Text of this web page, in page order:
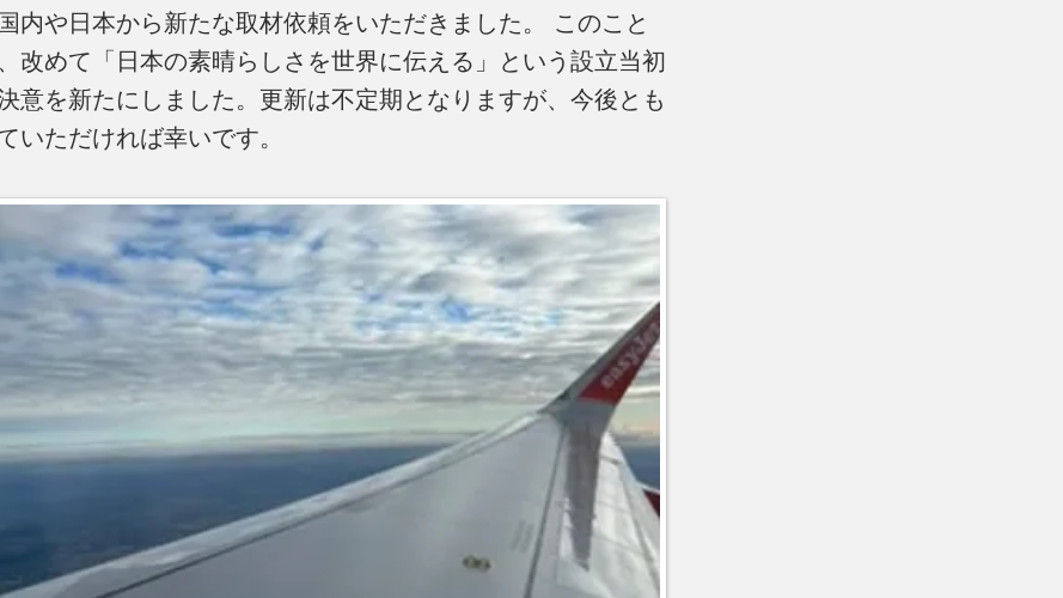
内や日本から新たな取材依頼をいただきました。 このこと
改めて「日本の素晴らしさを世界に伝える」という設立当初
意を新たにしました。更新は不定期となりますが、今後とも
いただければ幸いです。